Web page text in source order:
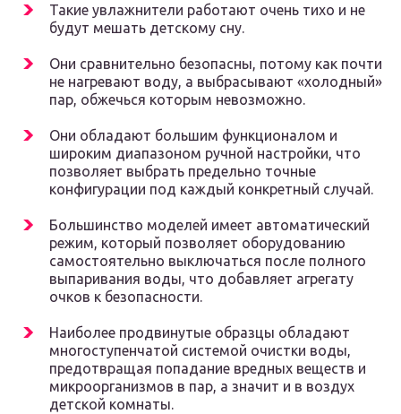
Такие увлажнители работают очень тихо и не
будут мешать детскому сну.
Они сравнительно безопасны, потому как почти
не нагревают воду, а выбрасывают «холодный»
пар, обжечься которым невозможно.
Они обладают большим функционалом и
широким диапазоном ручной настройки, что
позволяет выбрать предельно точные
конфигурации под каждый конкретный случай.
Большинство моделей имеет автоматический
режим, который позволяет оборудованию
самостоятельно выключаться после полного
выпаривания воды, что добавляет агрегату
очков к безопасности.
Наиболее продвинутые образцы обладают
многоступенчатой системой очистки воды,
предотвращая попадание вредных веществ и
микроорганизмов в пар, а значит и в воздух
детской комнаты.